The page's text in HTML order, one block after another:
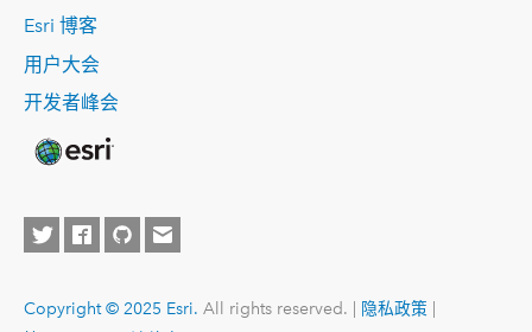
Esri 博客
用户大会
开发者峰会
Copyright © 2025 Esri. All rights reserved. | 隐私政策